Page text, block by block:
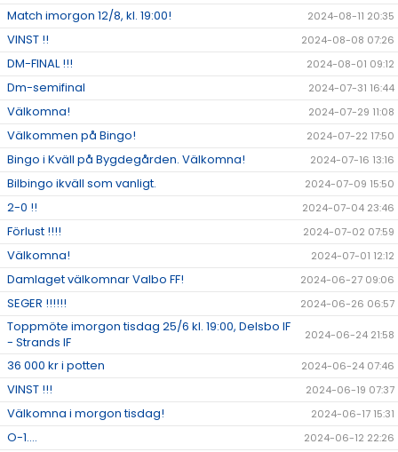
Match imorgon 12/8, kl. 19:00! 2024-08-11 20:35
VINST !! 2024-08-08 07:26
DM-FINAL !!! 2024-08-01 09:12
Dm-semifinal 2024-07-31 16:44
Välkomna! 2024-07-29 11:08
Välkommen på Bingo! 2024-07-22 17:50
Bingo i Kväll på Bygdegården. Välkomna! 2024-07-16 13:16
Bilbingo ikväll som vanligt. 2024-07-09 15:50
2-0 !! 2024-07-04 23:46
Förlust !!!! 2024-07-02 07:59
Välkomna! 2024-07-01 12:12
Damlaget välkomnar Valbo FF! 2024-06-27 09:06
SEGER !!!!!! 2024-06-26 06:57
Toppmöte imorgon tisdag 25/6 kl. 19:00, Delsbo IF
- Strands IF
2024-06-24 21:58
36 000 kr i potten 2024-06-24 07:46
VINST !!! 2024-06-19 07:37
Välkomna i morgon tisdag! 2024-06-17 15:31
O-1.... 2024-06-12 22:26